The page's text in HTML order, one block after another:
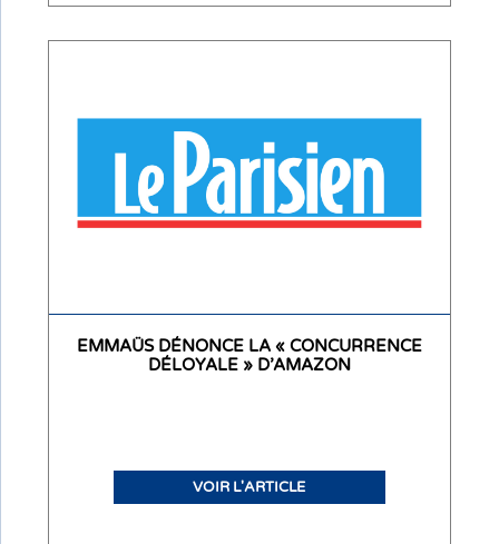
EMMAÜS DÉNONCE LA « CONCURRENCE
DÉLOYALE » D’AMAZON
VOIR L'ARTICLE